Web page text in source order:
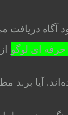
آگاه دریافت
‌ای لوگو
آیا برند